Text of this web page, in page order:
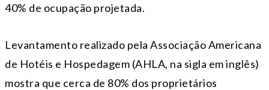
40% de ocupação projetada.
Levantamento realizado pela Associação Americana
de Hotéis e Hospedagem (AHLA, na sigla em inglês)
mostra que cerca de 80% dos proprietários